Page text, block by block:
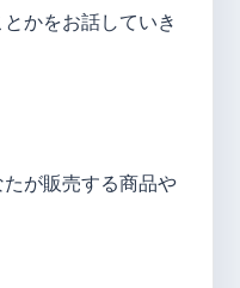
かをお話していき
が販売する商品や